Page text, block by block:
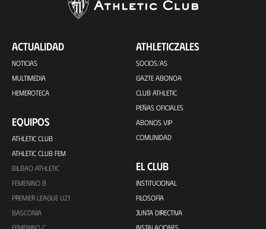
ACTUALIDAD
NOTICIAS
MULTIMEDIA
HEMEROTECA
EQUIPOS
ATHLETIC CLUB
ATHLETIC CLUB FEM
BILBAO ATHLETIC
FEMENINO B
PREMIER LEAGUE U21
BASCONIA
ATHLETICZALES
SOCIOS/AS
GAZTE ABONOA
CLUB ATHLETIC
PEÑAS OFICIALES
ABONOS VIP
COMUNIDAD
EL CLUB
INSTITUCIONAL
FILOSOFÍA
JUNTA DIRECTIVA